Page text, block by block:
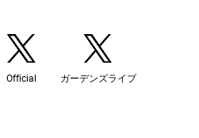
Official ガーデンズライブ